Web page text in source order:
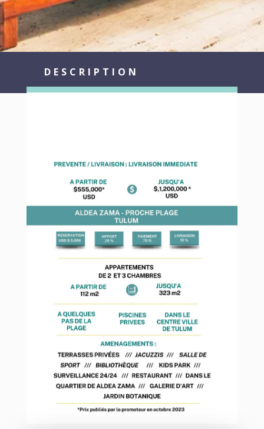
DESCRIPTION